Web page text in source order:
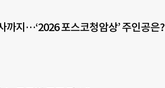
까지…‘2026 포스코청암상’ 주인공은?